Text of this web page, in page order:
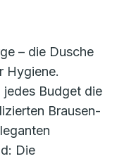
– die Dusche
Hygiene.
jedes Budget die
Brausen-
Die